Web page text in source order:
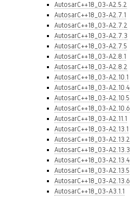
AutosarC++18_03-A2.5.2
AutosarC++18_03-A2.7.1
AutosarC++18_03-A2.7.2
AutosarC++18_03-A2.7.3
AutosarC++18_03-A2.7.5
AutosarC++18_03-A2.8.1
AutosarC++18_03-A2.8.2
AutosarC++18_03-A2.10.1
AutosarC++18_03-A2.10.4
AutosarC++18_03-A2.10.5
AutosarC++18_03-A2.10.6
AutosarC++18_03-A2.11.1
AutosarC++18_03-A2.13.1
AutosarC++18_03-A2.13.2
AutosarC++18_03-A2.13.3
AutosarC++18_03-A2.13.4
AutosarC++18_03-A2.13.5
AutosarC++18_03-A2.13.6
AutosarC++18_03-A3.1.1